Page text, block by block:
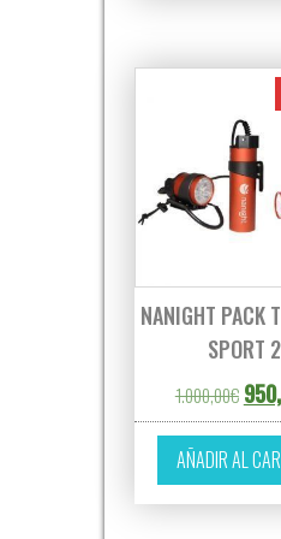
NANIGHT PACK
SPORT 2
1.000,00€ El
AÑADIR AL